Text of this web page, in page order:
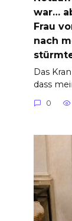
war…
Frau
nach
Das
dass
0